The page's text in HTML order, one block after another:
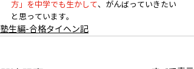
方」を中学でも生かして、がんばっていきたい
と思っています。
塾生編-合格タイヘン記